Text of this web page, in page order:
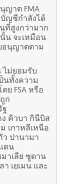
ญาต FMA
บัญชีกำลังได้
ที่สูงกว่ามาก
น จะเหมือน
อนุญาตตาม
ไม่ยอมรับ
นทั้งความ
ย FSA หรือ
ก
ฐ
คิวบา กินีบิส
เกาหลีเหนือ
ว ปานามา
ดน
าเลีย ซูดาน
า เยเมน และ